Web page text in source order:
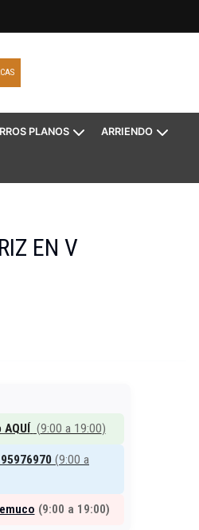
PLANOS ARRIENDO
EN V
(9:00 a 19:00)
(9:00 a
(9:00 a 19:00)